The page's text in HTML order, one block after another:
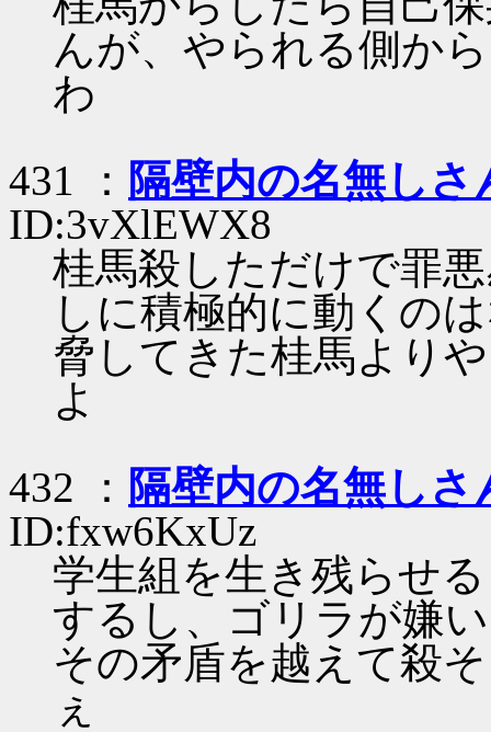
んが、やられる側か
わ
431 ： 隔壁内の名無しさ
ID:3vXlEWX8
桂馬殺しただけで罪
しに積極的に動くの
脅してきた桂馬より
よ
432 ： 隔壁内の名無しさ
ID:fxw6KxUz
学生組を生き残らせ
するし、ゴリラが嫌
その矛盾を越えて殺
ぇ